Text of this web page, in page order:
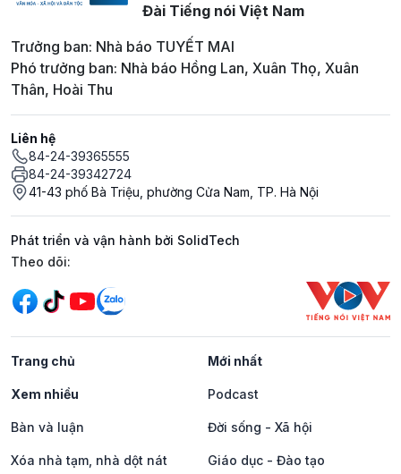
Đài Tiếng nói Việt Nam
Trưởng ban: Nhà báo TUYẾT MAI
Phó trưởng ban: Nhà báo Hồng Lan, Xuân Thọ, Xuân
Thân, Hoài Thu
Liên hệ
84-24-39365555
84-24-39342724
41-43 phố Bà Triệu, phường Cửa Nam, TP. Hà Nội
Phát triển và vận hành bởi SolidTech
Mạng xã hội
Theo dõi:
Trang chủ Mới nhất
Xem nhiều Podcast
Bàn và luận Đời sống - Xã hội
Xóa nhà tạm, nhà dột nát Giáo dục - Đào tạo